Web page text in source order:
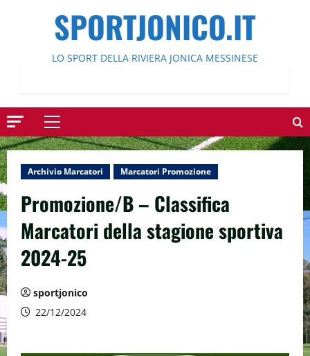
SPORTJONICO.IT
LO SPORT DELLA RIVIERA JONICA MESSINESE
Menu
principale
Archivio Marcatori Marcatori Promozione
Promozione/B – Classifica
Marcatori della stagione sportiva
2024-25
sportjonico
22/12/2024